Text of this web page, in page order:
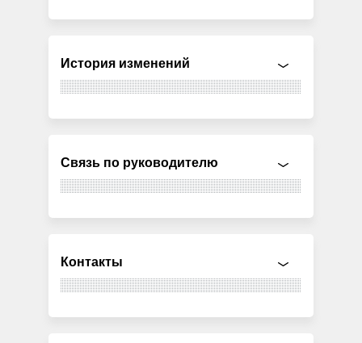
История изменений
Связь по руководителю
Контакты